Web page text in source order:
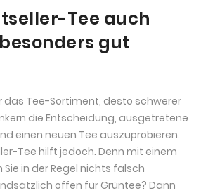
Tee auch
gut
das Tee-Sortiment, desto schwerer
die Entscheidung, ausgetretene
einen neuen Tee auszuprobieren.
Tee hilft jedoch. Denn mit einem
in der Regel nichts falsch
offen für Grüntee? Dann